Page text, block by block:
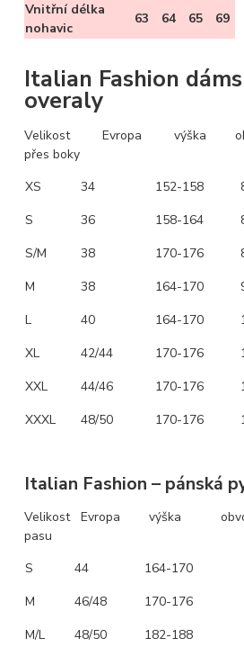
Vnitřní délka
nohavic
63 64 65 69
Italian Fashion
overaly
Velikost Evropa výška
přes boky
XS
34 152-158
S
36 158-164
S/M
38 170-176
M
38 164-170
L
40 164-170
XL
42/44 170-176
XXL
44/46 170-176
XXXL
48/50 170-176
Italian Fashion – pánská
Velikost Evropa výška obvod
pasu
S
44 164-170
M
46/48 170-176
M/L
48/50 182-188